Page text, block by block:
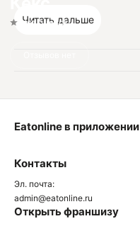
Нет оценок
Читать дальше
Контакты
Эл. почта:
admin@eatonline.ru
Открыть франшизу
Eatonline в приложении